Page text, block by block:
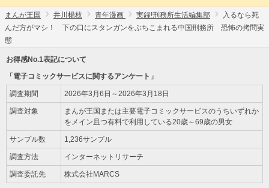
まんが王国 井川楊枝 青年漫画 実録!刑務所生活編集部
入るなら死
んだ方がマシ！ 下の口にスタンガンをぶちこまれる中国刑務所 恐怖の拷問実
態
お得感No.1表記について
「電子コミックサービスに関するアンケート」
調査期間 2026年3月6日～2026年3月18日
調査対象
まんが王国または主要電子コミックサービスのうちいずれか
をメイン且つ有料で利用している20歳～69歳の男女
サンプル数 1,236サンプル
調査方法 インターネットリサーチ
調査委託先 株式会社MARCS